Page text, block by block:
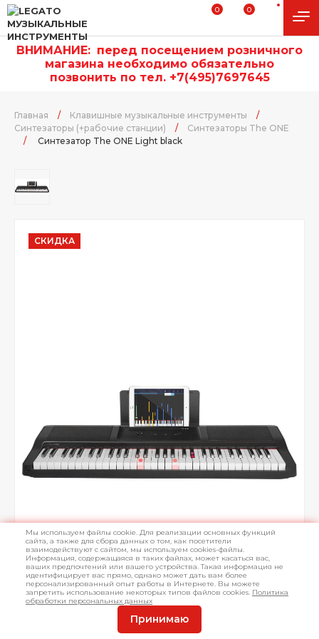
0 0
ВНИМАНИЕ: перед посещением розничного
магазина необходимо обязательно
позвонить по тел. +7(495)7697645
Главная / Клавишные музыкальные инструменты
/
Синтезаторы (+рабочие станции)
/
Синтезаторы The ONE
/
Синтезатор The ONE Light black
СКИДКА
Мы используем файлы cookie. Для реализации основных функций
сайта, а также для сбора данных о том, как посетители
взаимодействуют с сайтом, мы используем cookies-файлы.
Информация, содержащаяся в таких файлах, может касаться вас,
ваших предпочтений или вашего устройства. Такая информация не
идентифицирует вас прямо, однако может дать вам более
персонализированный опыт работы в Интернете. Вы можете
запретить использование некоторых типов файлов cookies. Политика
обработки персональных данных
Принимаю